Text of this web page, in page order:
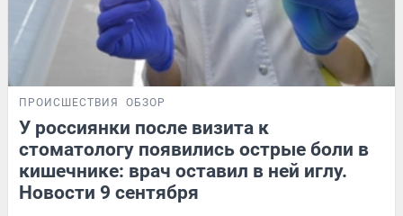
ПРОИСШЕСТВИЯ ОБЗОР
У россиянки после визита к
стоматологу появились острые боли в
кишечнике: врач оставил в ней иглу.
Новости 9 сентября